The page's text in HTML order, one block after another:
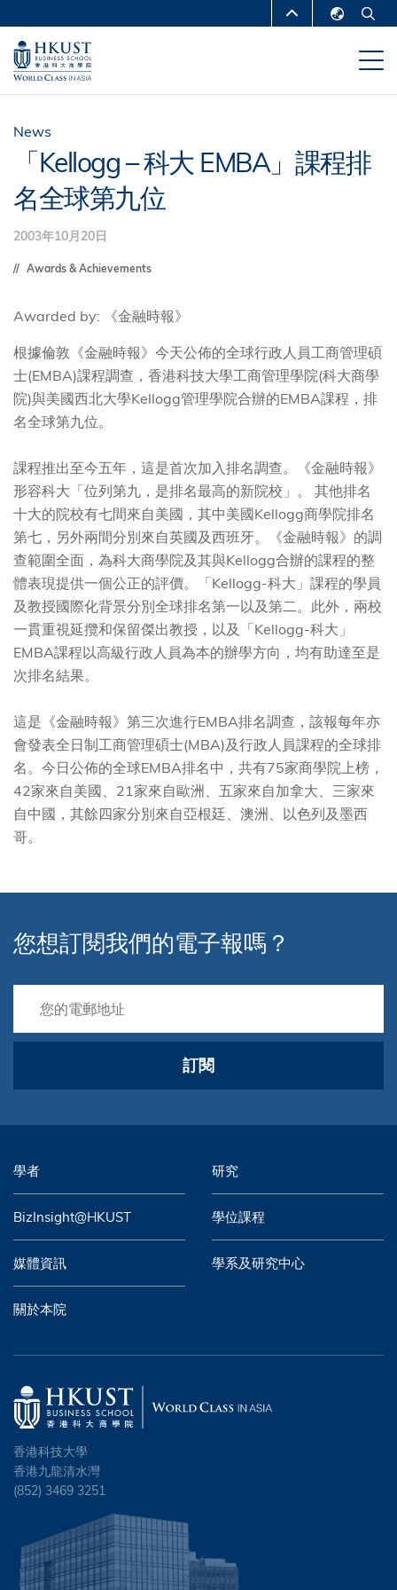
主
內
MORE ABOUT HKUST
UNIVERSITY NEWS
DEPARTMENTS A-Z
MAP & DIRECTIONS CAREERS AT HKUST
FACULTY PROFILES
News
「Kellogg – 科大 EMBA」課程排
名全球第九位
2003年10月20日
Awards & Achievements
Awarded by: 《金融時報》
根據倫敦《金融時報》今天公佈的全球行政人員工商管理碩
士(EMBA)課程調查，香港科技大學工商管理學院(科大商學
院)與美國西北大學Kellogg管理學院合辦的EMBA課程，排
名全球第九位。
課程推出至今五年，這是首次加入排名調查。《金融時報》
形容科大「位列第九，是排名最高的新院校」。 其他排名
十大的院校有七間來自美國，其中美國Kellogg商學院排名
第七，另外兩間分別來自英國及西班牙。《金融時報》的調
查範圍全面，為科大商學院及其與Kellogg合辦的課程的整
體表現提供一個公正的評價。「Kellogg-科大」課程的學員
及教授國際化背景分別全球排名第一以及第二。此外，兩校
一貫重視延攬和保留傑出教授，以及「Kellogg-科大」
EMBA課程以高級行政人員為本的辦學方向，均有助達至是
次排名結果。
這是《金融時報》第三次進行EMBA排名調查，該報每年亦
會發表全日制工商管理碩士(MBA)及行政人員課程的全球排
名。今日公佈的全球EMBA排名中，共有75家商學院上榜，
42家來自美國、21家來自歐洲、五家來自加拿大、三家來
自中國，其餘四家分別來自亞根廷、澳洲、以色列及墨西
哥。
您想訂閱我們的電子報嗎？
訂閱
學者 研究
BizInsight@HKUST 學位課程
媒體資訊 學系及研究中心
關於本院
香港科技大學
香港九龍清水灣
(852) 3469 3251